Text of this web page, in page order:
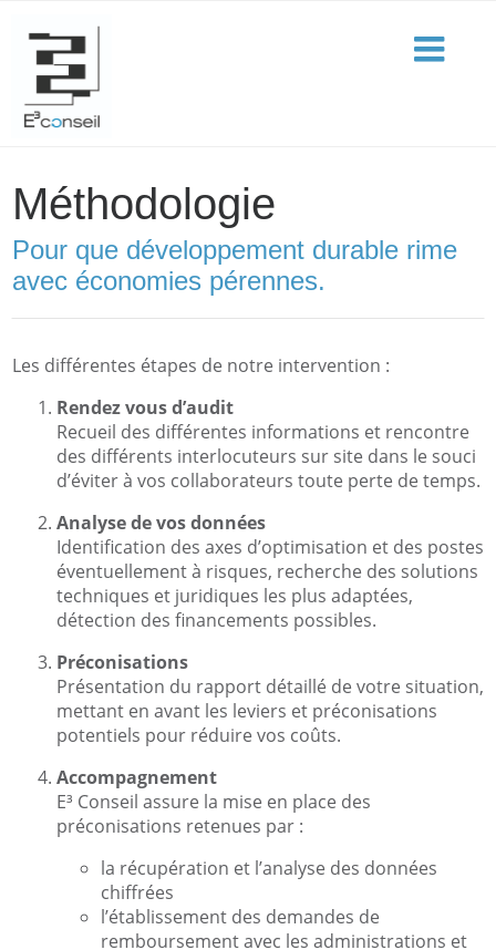
Méthodologie
Pour que développement durable rime
avec économies pérennes.
Les différentes étapes de notre intervention :
Rendez vous d’audit
Recueil des différentes informations et rencontre
des différents interlocuteurs sur site dans le souci
d’éviter à vos collaborateurs toute perte de temps.
Analyse de vos données
Identification des axes d’optimisation et des postes
éventuellement à risques, recherche des solutions
techniques et juridiques les plus adaptées,
détection des financements possibles.
Préconisations
Présentation du rapport détaillé de votre situation,
mettant en avant les leviers et préconisations
potentiels pour réduire vos coûts.
Accompagnement
E³ Conseil assure la mise en place des
préconisations retenues par :
la récupération et l’analyse des données
chiffrées
l’établissement des demandes de
remboursement avec les administrations et